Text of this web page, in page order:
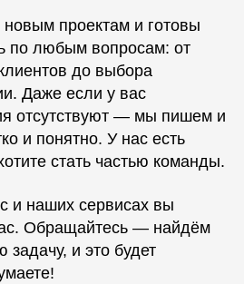
проектам и готовы
по любым вопросам: от
до выбора
Даже если у вас
отсутствуют — мы пишем и
и понятно. У нас есть
стать частью команды.
и наших сервисах вы
Обращайтесь — найдём
и это будет